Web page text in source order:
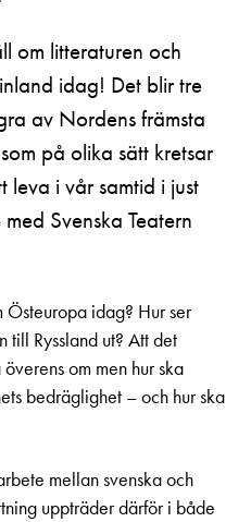
om litteraturen och
idag! Det blir tre
av Nordens främsta
på olika sätt kretsar
leva i vår samtid i just
Svenska Teatern
idag? Hur ser
till Ryssland ut? Att det
om men hur ska
bedräglighet – och hur ska
mellan svenska och
uppträder därför i både